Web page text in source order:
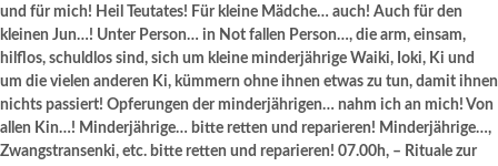
und für mich! Heil Teutates! Für kleine Mädche… auch! Auch für den
kleinen Jun…! Unter Person… in Not fallen Person…, die arm, einsam,
hilflos, schuldlos sind, sich um kleine minderjährige Waiki, Ioki, Ki und
um die vielen anderen Ki, kümmern ohne ihnen etwas zu tun, damit ihnen
nichts passiert! Opferungen der minderjährigen… nahm ich an mich! Von
allen Kin…! Minderjährige… bitte retten und reparieren! Minderjährige…,
Zwangstransenki, etc. bitte retten und reparieren! 07.00h, – Rituale zur